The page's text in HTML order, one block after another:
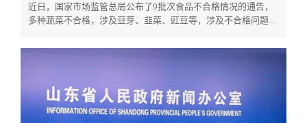
近日，国家市场监管总局公布了9批次食品不合格情况的通告，
多种蔬菜不合格，涉及豆芽、韭菜、豇豆等，涉及不合格问题农
重要组成部分，而它又属于有毒有害物质，会对人体和环境造成